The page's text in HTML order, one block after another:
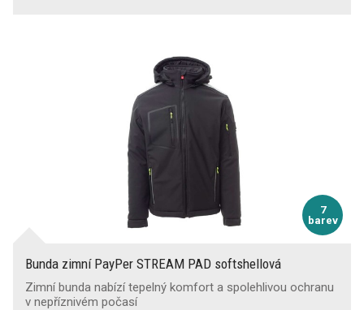
7
barev
Bunda zimní PayPer STREAM PAD softshellová
Zimní bunda nabízí tepelný komfort a spolehlivou ochranu
v nepříznivém počasí